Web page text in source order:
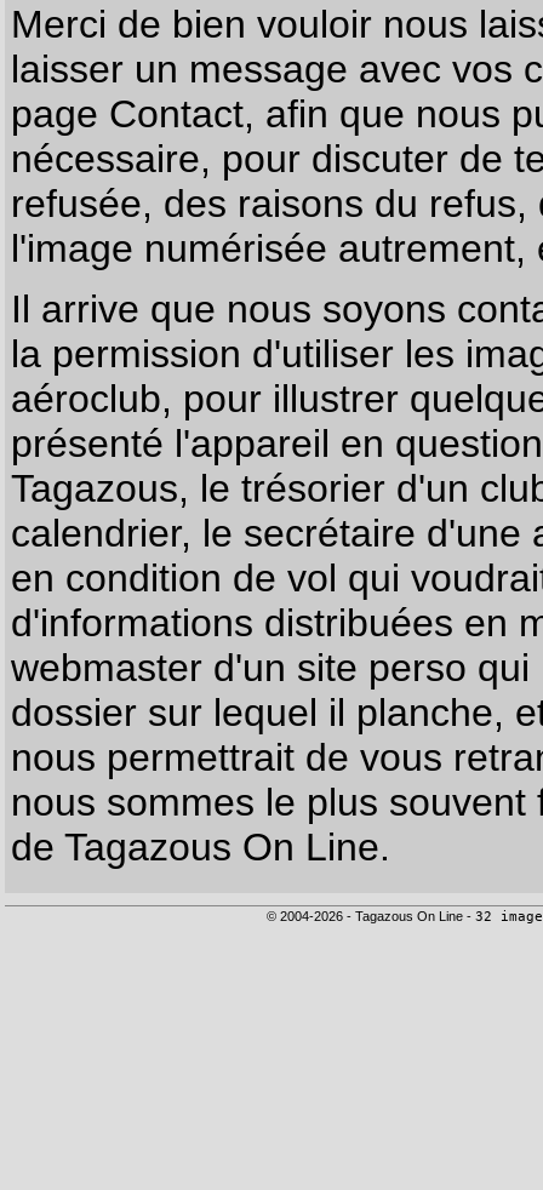
Merci de bien vouloir nous
laisser un message avec vos
page Contact, afin que nous
nécessaire, pour discuter de
refusée, des raisons du
l'image numérisée autrement,
Il arrive que nous soyons
la permission d'utiliser les
aéroclub, pour illustrer
présenté l'appareil en
Tagazous, le trésorier d'un
calendrier, le secrétaire
en condition de vol qui
d'informations distribuées en
webmaster d'un site perso
dossier sur lequel il planche,
nous permettrait de vous
nous sommes le plus
de Tagazous On Line.
© 2004-2026 - Tagazous On Line - 32